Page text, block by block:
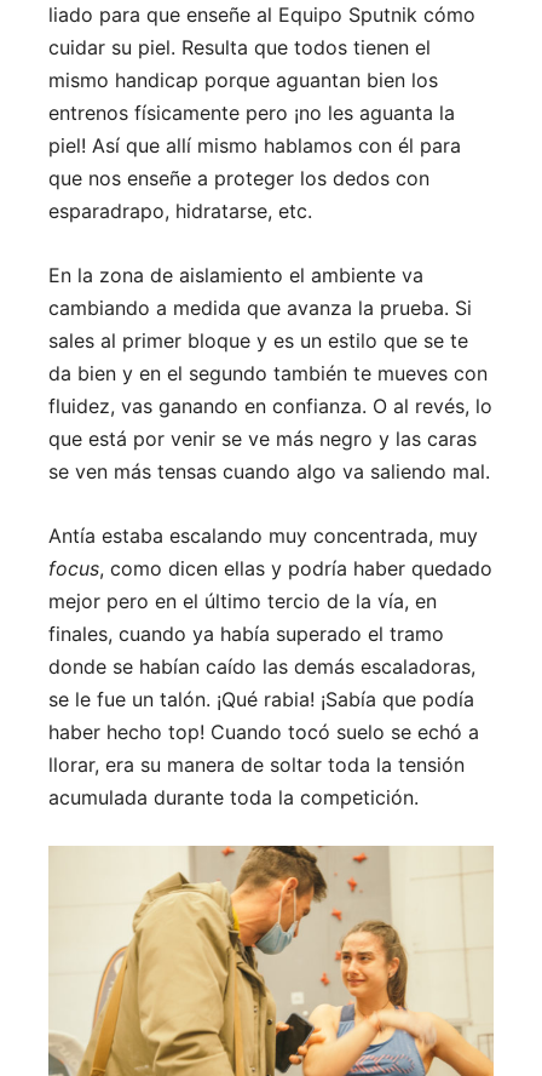
liado para que enseñe al Equipo Sputnik cómo
cuidar su piel. Resulta que todos tienen el
mismo handicap porque aguantan bien los
entrenos físicamente pero ¡no les aguanta la
piel! Así que allí mismo hablamos con él para
que nos enseñe a proteger los dedos con
esparadrapo, hidratarse, etc.
En la zona de aislamiento el ambiente va
cambiando a medida que avanza la prueba. Si
sales al primer bloque y es un estilo que se te
da bien y en el segundo también te mueves con
fluidez, vas ganando en confianza. O al revés, lo
que está por venir se ve más negro y las caras
se ven más tensas cuando algo va saliendo mal.
Antía estaba escalando muy concentrada, muy
focus, como dicen ellas y podría haber quedado
mejor pero en el último tercio de la vía, en
finales, cuando ya había superado el tramo
donde se habían caído las demás escaladoras,
se le fue un talón. ¡Qué rabia! ¡Sabía que podía
haber hecho top! Cuando tocó suelo se echó a
llorar, era su manera de soltar toda la tensión
acumulada durante toda la competición.